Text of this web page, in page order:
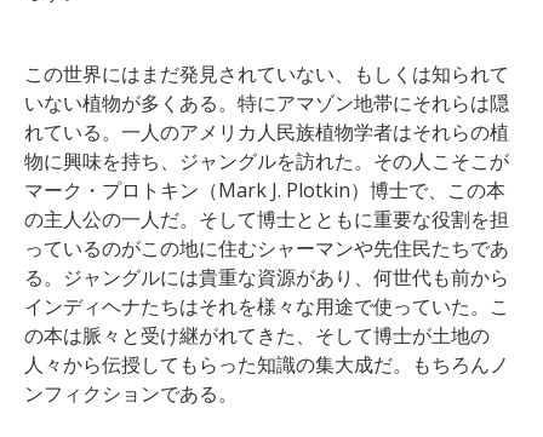
この世界にはまだ発見されていない、もしくは知られて
いない植物が多くある。特にアマゾン地帯にそれらは隠
れている。一人のアメリカ人民族植物学者はそれらの植
物に興味を持ち、ジャングルを訪れた。その人こそこが
マーク・プロトキン（Mark J. Plotkin）博士で、この本
の主人公の一人だ。そして博士とともに重要な役割を担
っているのがこの地に住むシャーマンや先住民たちであ
る。ジャングルには貴重な資源があり、何世代も前から
インディヘナたちはそれを様々な用途で使っていた。こ
の本は脈々と受け継がれてきた、そして博士が土地の
人々から伝授してもらった知識の集大成だ。もちろんノ
ンフィクションである。